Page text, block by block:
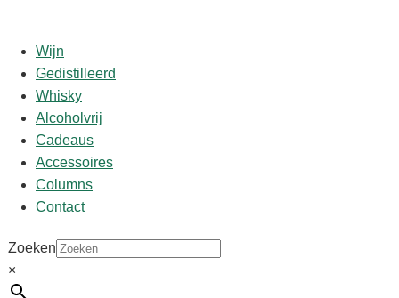
Wijn
Gedistilleerd
Whisky
Alcoholvrij
Cadeaus
Accessoires
Columns
Contact
Zoeken
×
Start/shop
Michel Fonne Pinot Gris 2023
75 cl
€17,50
Deze Pinot Gris Tradition is een loepzuivere wijn met een